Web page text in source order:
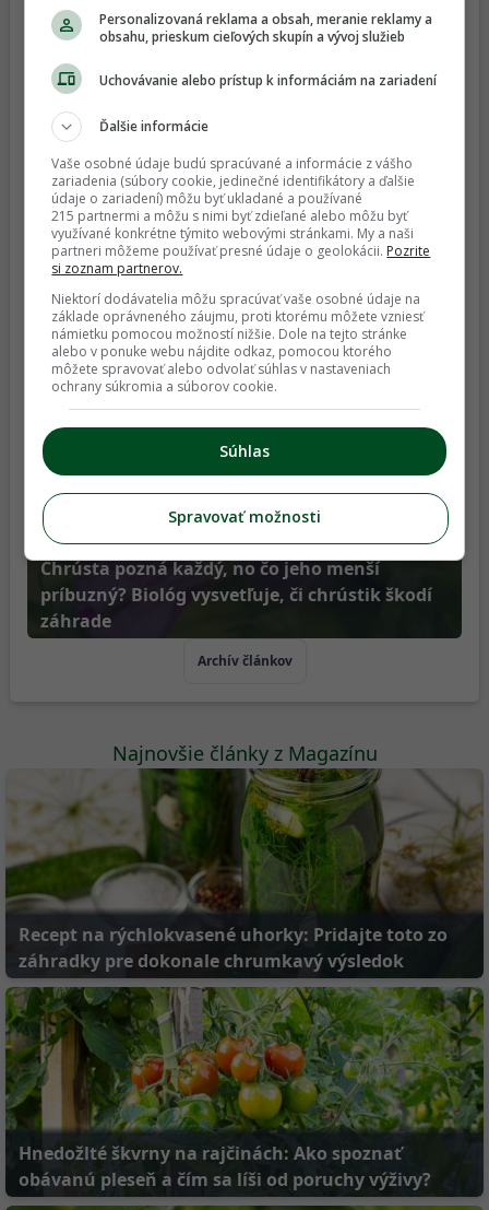
Recept na rýchlokvasené uhorky: Pridajte toto
zo záhradky pre dokonale chrumkavý
výsledok
Hnedožlté škvrny na rajčinách: Ako spoznať
obávanú pleseň a čím sa líši od poruchy
výživy?
Chrústa pozná každý, no čo jeho menší
príbuzný? Biológ vysvetľuje, či chrústik škodí
záhrade
Archív článkov
Najnovšie články z Magazínu
Recept na rýchlokvasené uhorky: Pridajte toto zo
záhradky pre dokonale chrumkavý výsledok
Hnedožlté škvrny na rajčinách: Ako spoznať
obávanú pleseň a čím sa líši od poruchy výživy?
Personalizovaná reklama a obsah, meranie reklamy a
obsahu, prieskum cieľových skupín a vývoj služieb
Uchovávanie alebo prístup k informáciám na zariadení
Ďalšie informácie
Vaše osobné údaje budú spracúvané a informácie z vášho
zariadenia (súbory cookie, jedinečné identifikátory a ďalšie
údaje o zariadení) môžu byť ukladané a používané
215 partnermi a môžu s nimi byť zdieľané alebo môžu byť
využívané konkrétne týmito webovými stránkami. My a naši
partneri môžeme používať presné údaje o geolokácii. Pozrite
si zoznam partnerov.
Niektorí dodávatelia môžu spracúvať vaše osobné údaje na
základe oprávneného záujmu, proti ktorému môžete vzniesť
námietku pomocou možností nižšie. Dole na tejto stránke
alebo v ponuke webu nájdite odkaz, pomocou ktorého
môžete spravovať alebo odvolať súhlas v nastaveniach
ochrany súkromia a súborov cookie.
Súhlas
Spravovať možnosti